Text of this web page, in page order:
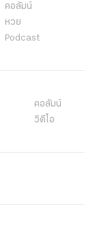
คอลัมน์
หวย
Podcast
คอลัมน์
วิดีโอ